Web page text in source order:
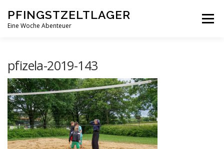
Inhalt
springen
PFINGSTZELTLAGER
Eine Woche Abenteuer
Menü
PFINGSTZELTLAGER VERANSTALTUNGEN
pfizela-2019-143